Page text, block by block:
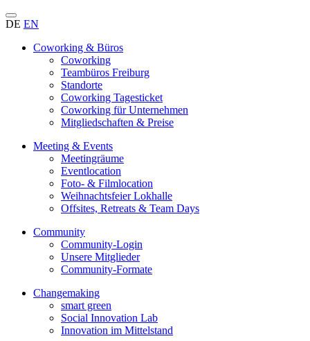
DE EN
Coworking & Büros
Coworking
Teambüros Freiburg
Standorte
Coworking Tagesticket
Coworking für Unternehmen
Mitgliedschaften & Preise
Meeting & Events
Meetingräume
Eventlocation
Foto- & Filmlocation
Weihnachtsfeier Lokhalle
Offsites, Retreats & Team Days
Community
Community-Login
Unsere Mitglieder
Community-Formate
Changemaking
smart green
Social Innovation Lab
Innovation im Mittelstand